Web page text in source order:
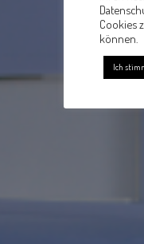
Cookies
können.
Ich